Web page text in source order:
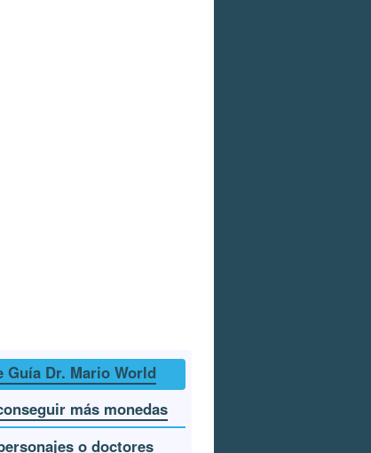
Guía Dr. Mario World
más monedas
o doctores